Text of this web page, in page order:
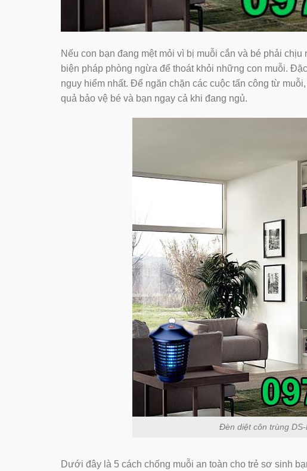
Nếu con bạn đang mệt mỏi vì bị muỗi cắn và bé phải
biện pháp phòng ngừa để thoát khỏi những con muỗi.
nguy hiểm nhất. Để ngăn chặn các cuộc tấn công từ
quả bảo vệ bé và bạn ngay cả khi đang ngủ.
Đèn diệt côn trùng
Dưới đây là 5 cách chống muỗi an toàn cho trẻ sơ sinh